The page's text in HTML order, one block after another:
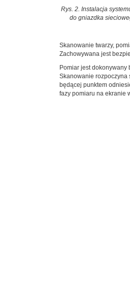
Rys. 2. Instalacja
do gniazdka
Skanowanie twarzy,
Zachowywana jest
Pomiar jest dokonywany
Skanowanie rozpoczyna
będącej punktem
fazy pomiaru na ekranie